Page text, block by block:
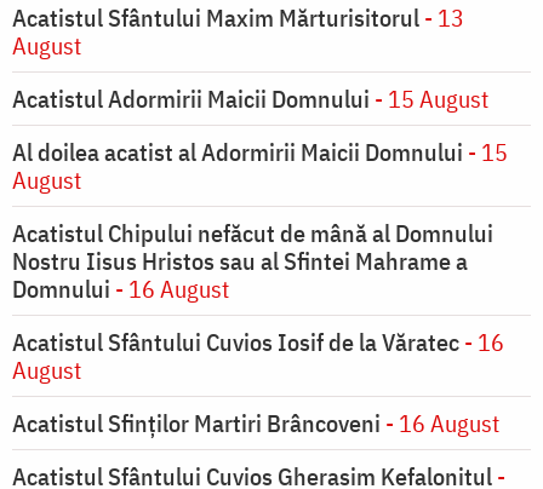
Acatistul Sfântului Maxim Mărturisitorul- 13
August
Acatistul Adormirii Maicii Domnului - 15 August
Al doilea acatist al Adormirii Maicii Domnului - 15
August
Acatistul Chipului nefăcut de mână al Domnului
Nostru Iisus Hristos sau al Sfintei Mahrame a
Domnului - 16 August
Acatistul Sfântului Cuvios Iosif de la Văratec- 16
August
Acatistul Sfinților Martiri Brâncoveni - 16 August
Acatistul Sfântului Cuvios Gherasim Kefalonitul-